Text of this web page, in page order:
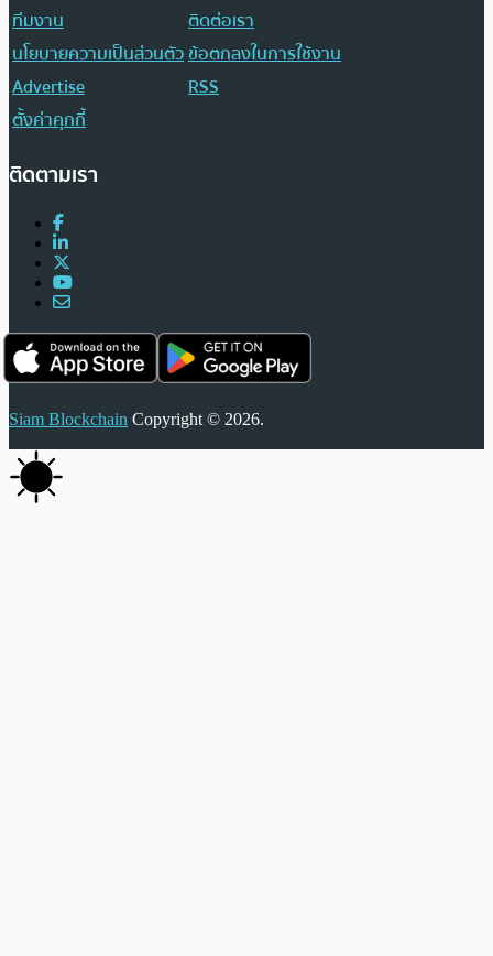
ทีมงาน
ติดต่อเรา
นโยบายความเป็นส่วนตัวข้อตกลงในการใช้งาน
Advertise
RSS
ตั้งค่าคุกกี้
ติดตามเรา
Siam Blockchain Copyright © 2026.